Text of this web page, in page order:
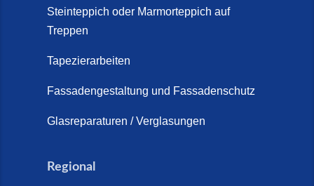
Steinteppich oder Marmorteppich auf
Treppen
Tapezierarbeiten
Fassadengestaltung und Fassadenschutz
Glasreparaturen / Verglasungen
Regional